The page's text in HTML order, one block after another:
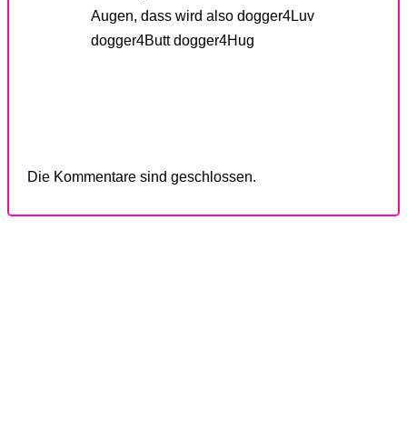
Augen, dass wird also dogger4Luv
dogger4Butt dogger4Hug
Die Kommentare sind geschlossen.